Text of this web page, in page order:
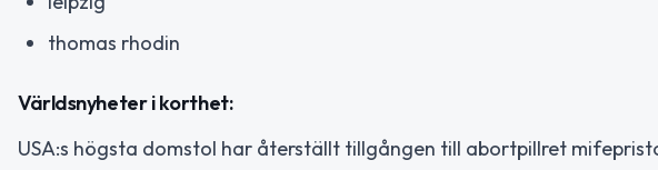
thomas rhodin
Världsnyheter i korthet:
USA:s högsta domstol har återställt tillgången till abortpillret